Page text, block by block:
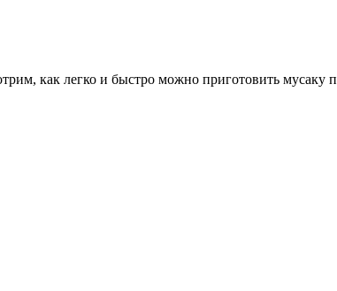
как легко и быстро можно приготовить мусаку